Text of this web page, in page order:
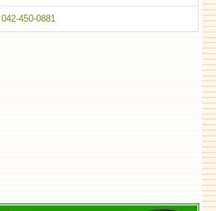
042-450-0881